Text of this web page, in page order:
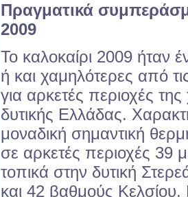
Πραγματικά
2009
Το καλοκαίρι 2009 ήταν
ή και χαμηλότερες από
για αρκετές περιοχές
δυτικής Ελλάδας.
μοναδική σημαντική
σε αρκετές περιοχές 39
τοπικά στην δυτική
και 42 βαθμούς Κελσίου.